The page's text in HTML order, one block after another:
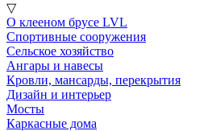
▽
О клееном брусе LVL
Спортивные сооружения
Сельское хозяйство
Ангары и навесы
Кровли, мансарды, перекрытия
Дизайн и интерьер
Мосты
Каркасные дома